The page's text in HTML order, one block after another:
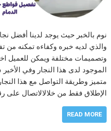
نوم بالخبر حيث يوجد لدينا أفضل
والذي لديه خبره وكفاءه تمكنه
وتصميمات مختلفة ويمكن للعميل
الموجود لدى هذا النجار وفي
متميز وطريقة التواصل مع هذا
الإطلاق فقط من خلالالاتصال على
READ MORE